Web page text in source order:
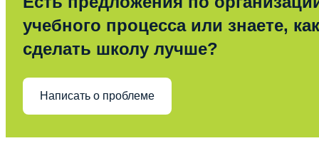
учебного процесса или знаете, как
сделать школу лучше?
Написать о проблеме